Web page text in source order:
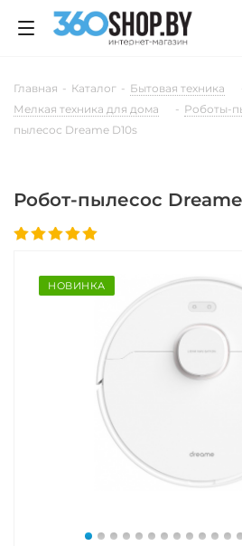
Главная - Каталог - Бытовая техника
Мелкая техника для дома
- Роботы-
пылесос Dreame D10s
Робот-пылесос
НОВИНКА